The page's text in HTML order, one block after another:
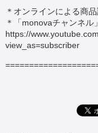
＊オンラインによる商
＊「monovaチャンネル
https://
view_as=subscriber